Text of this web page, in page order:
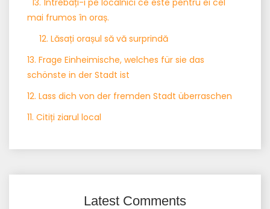
13. Întrebați-i pe localnici ce este pentru ei cel
mai frumos în oraș.
12. Lăsați orașul să vă surprindă
13. Frage Einheimische, welches für sie das
schönste in der Stadt ist
12. Lass dich von der fremden Stadt überraschen
11. Citiți ziarul local
Latest Comments